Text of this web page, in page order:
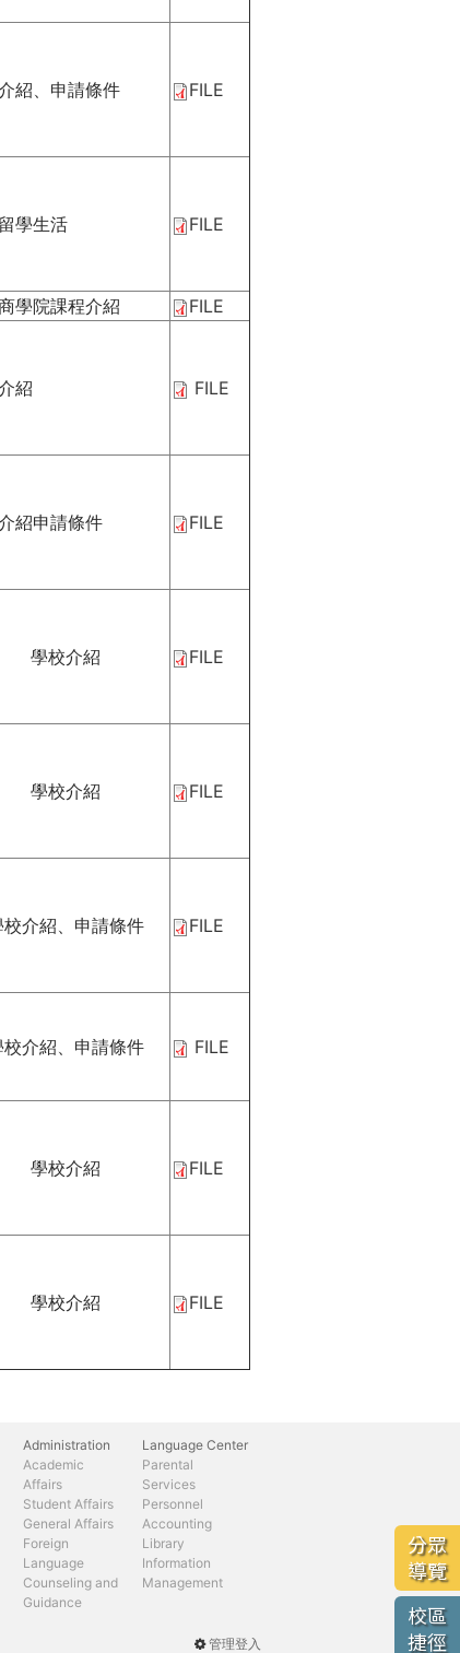
紹、申請條件 FILE
學生活 FILE
學院課程介紹 FILE
紹 FILE
紹申請條件 FILE
學校介紹 FILE
學校介紹 FILE
校介紹、申請條件 FILE
校介紹、申請條件 FILE
學校介紹 FILE
學校介紹 FILE
分眾
導覽
校區
捷徑
Administration
Academic
Affairs
Student Affairs
General Affairs
Foreign
Language
Counseling and
Guidance
Parental
Services
Personnel
Accounting
Library
Information
Management
Language Center
管理登入